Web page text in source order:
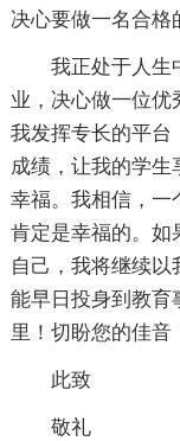
决心要做一名合格
我正处于人生
业，决心做一位优
我发挥专长的平台
成绩，让我的学生
幸福。我相信，一
肯定是幸福的。如
自己，我将继续以
能早日投身到教育
里！切盼您的佳音
此致
敬礼